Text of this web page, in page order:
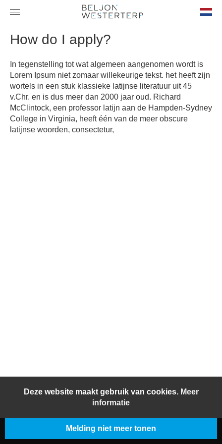
Deze website maakt gebruik van cookies. Meer
informatie
Melding niet meer tonen
How do I apply?
In tegenstelling tot wat algemeen aangenomen wordt is
Lorem Ipsum niet zomaar willekeurige tekst. het heeft zijn
wortels in een stuk klassieke latijnse literatuur uit 45
v.Chr. en is dus meer dan 2000 jaar oud. Richard
McClintock, een professor latijn aan de Hampden-Sydney
College in Virginia, heeft één van de meer obscure
latijnse woorden, consectetur,
© 2026 BeljonWesterterp